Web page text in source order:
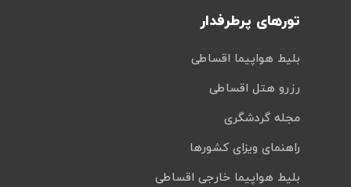
تورهای پرطرفدار
بلیط هواپیما اقساطی
رزرو هتل اقساطی
مجله گردشگری
راهنمای ویزای کشورها
بلیط هواپیما خارجی اقساطی